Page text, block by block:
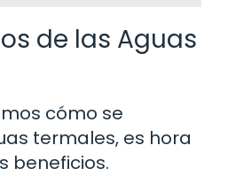
de las Aguas
cómo se
termales, es hora
beneficios.